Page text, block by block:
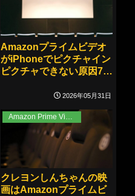
Amazonプライムビデオ
がiPhoneでピクチャイン
ピクチャできない原因7つ
2026年05月31日
クレヨンしんちゃんの映
画はAmazonプライムビ